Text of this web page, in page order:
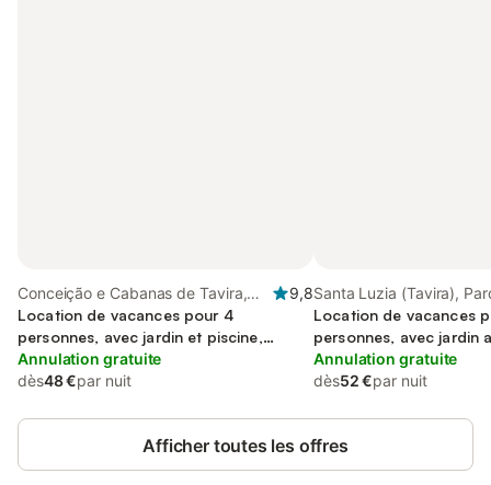
Conceição e Cabanas de Tavira,
Parque Natural da Ria Formosa
9,8
Location de vacances pour 4
personnes, avec jardin et piscine,
adapté aux familles
Annulation gratuite
dès48 €par nuit
Santa Luzia (Tavira),
Natural da Ria Formosa
Location de vacances
personnes, avec jardin
et bassin pour enfant
Annulation gratuite
dès52 €par nuit
Afficher toutes les offres